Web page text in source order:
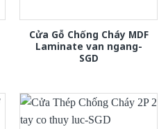
Cửa Gỗ Chống Cháy MDF
Laminate van ngang-
SGD